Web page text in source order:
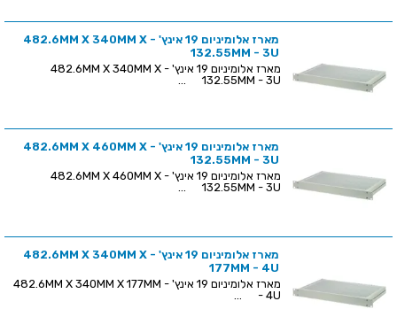
מארז אלומיניום 19 אינץ' - 482.6MM X 340MM X
132.55MM - 3U
מארז אלומיניום 19 אינץ' - 482.6MM X 340MM X
132.55MM - 3U ...
מארז אלומיניום 19 אינץ' - 482.6MM X 460MM X
132.55MM - 3U
מארז אלומיניום 19 אינץ' - 482.6MM X 460MM X
132.55MM - 3U ...
מארז אלומיניום 19 אינץ' - 482.6MM X 340MM X
177MM - 4U
מארז אלומיניום 19 אינץ' - 482.6MM X 340MM X 177MM
- 4U ...